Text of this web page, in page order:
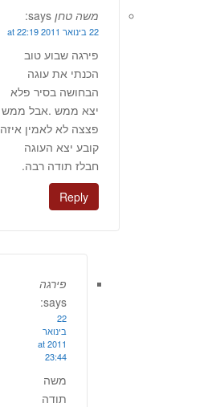
משה טחן says:
22 בינואר 2011 at 22:19
פירגה שבוע טוב
הכנתי את עוגה
הבחושה בסיר פלא
יצא ממש .אבל ממש
פצצה לא לאמין איזה
קובע יצא העוגה
חבלז תודה רבה.
Reply
פירגה
says:
22
בינואר
2011 at
23:44
משה
תודה